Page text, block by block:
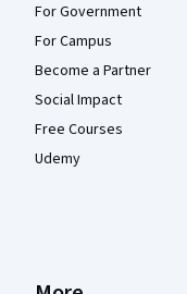
For Government
For Campus
Become a Partner
Social Impact
Free Courses
Udemy